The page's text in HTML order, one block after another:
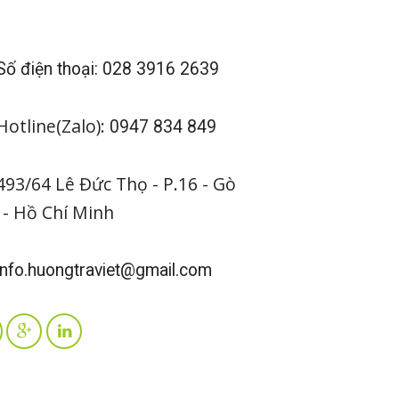
điện thoại: 028 3916 2639
0947 834 849
64 Lê Đức Thọ - P.16 - Gò
Hồ Chí Minh